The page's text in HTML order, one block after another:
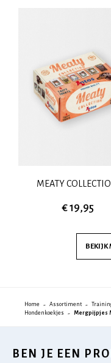
MEATY
€ 19,95
BEKIJK
Home Assortiment
Hondenkoekjes
Mergpijpjes
BEN JE EEN